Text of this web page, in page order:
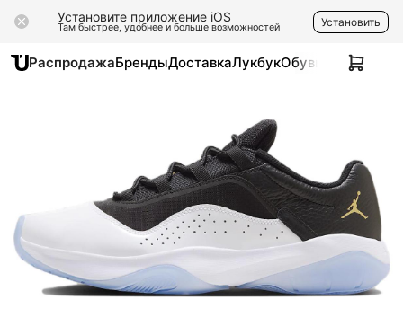
Установите приложение iOS
Там быстрее, удобнее и больше возможностей Установить
РаспродажаБрендыДоставкаЛукбукОбувь Одежда